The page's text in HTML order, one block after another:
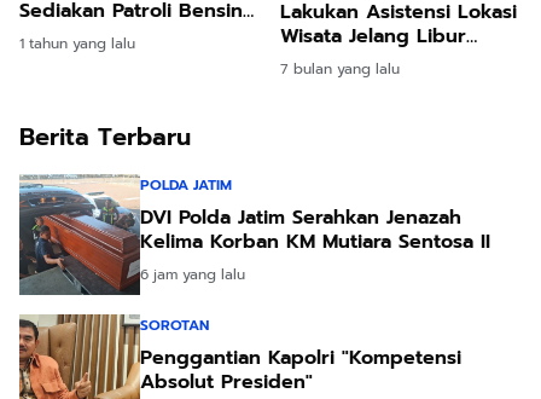
Sediakan Patroli Bensin
dan Tambal Ban Gratis di
1 tahun yang lalu
Lakukan Asistensi Lokasi
Wisata Jelang Libur
Nataru
7 bulan yang lalu
Berita Terbaru
POLDA JATIM
DVI Polda Jatim Serahkan Jenazah
Kelima Korban KM Mutiara Sentosa II
6 jam yang lalu
SOROTAN
Penggantian Kapolri "Kompetensi
Absolut Presiden"